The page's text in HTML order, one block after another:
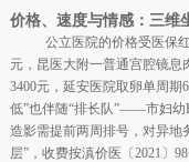
价格、速度与情感：三维
公立医院的价格受医保
元，昆医大附一普通宫腔镜息
3400元，延安医院取卵单周
低”也伴随“排长队”——市妇幼
造影需提前两周排号，对异地
层”，收费按滇价医〔2021〕